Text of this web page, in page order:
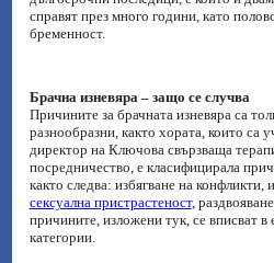
справят през много години, като
бременност.
Брачна изневяра – защо се случва
Причините за брачната изневяра са
разнообразни, както хората, които са
директор на Ключова свързваща
посредничество, е класифицирала
както следва: избягване на конфликти,
сексуална пристрастеност,
причините, изложени тук, се вписват в
категории.